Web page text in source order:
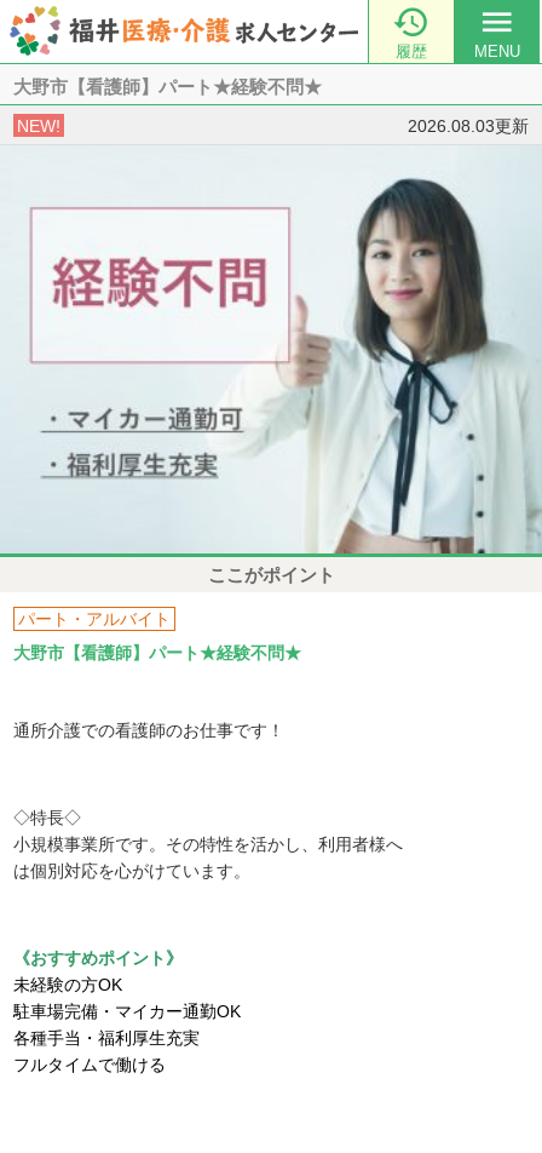

履歴
menu
MENU
大野市【看護師】パート★経験不問★
NEW! 2026.08.03更新
ここがポイント
パート・アルバイト
大野市【看護師】パート★経験不問★
通所介護での看護師のお仕事です！
◇特長◇
小規模事業所です。その特性を活かし、利用者様へ
は個別対応を心がけています。
《おすすめポイント》
未経験の方OK
駐車場完備・マイカー通勤OK
各種手当・福利厚生充実
フルタイムで働ける